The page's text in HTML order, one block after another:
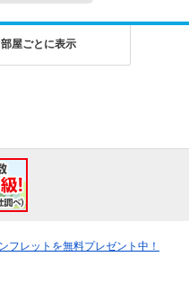
部屋ごとに表示